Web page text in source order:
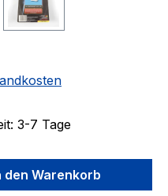
3-7 Tage
den
den Warenkorb